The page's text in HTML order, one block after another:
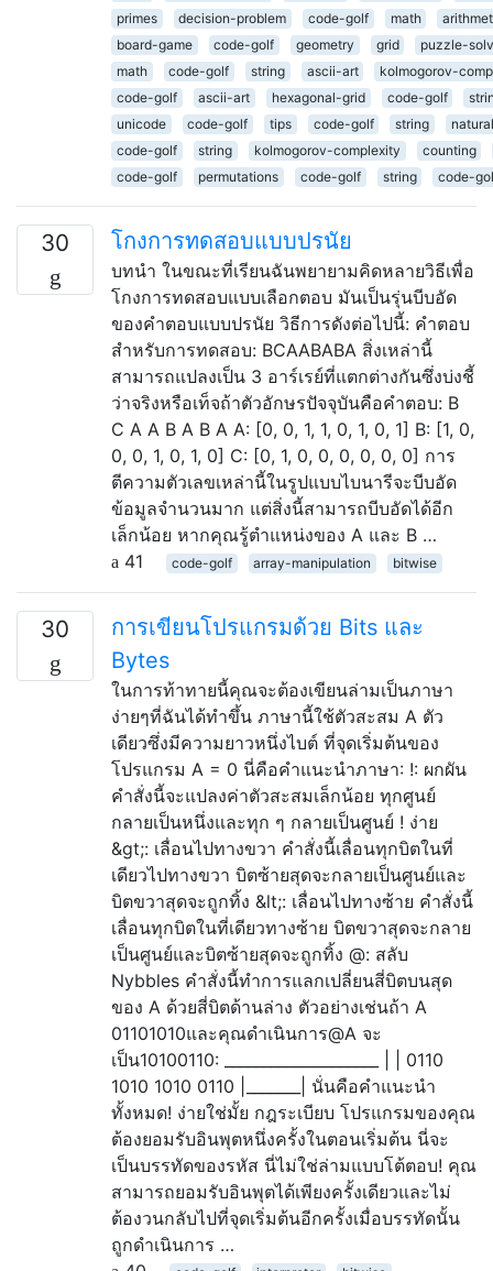
primes decision-problem code-golf math
board-game
code-golf geometry grid
puzzle-
math
code-golf string ascii-art
kolmogorov-
code-golf
ascii-art hexagonal-grid code-golf
unicode
code-golf tips code-golf string
code-golf
string kolmogorov-complexity
counting
code-golf
permutations code-golf string code-
30 โกงการทดสอบแบบปรนัย
บทนำ ในขณะที่เรียนฉันพยายามคิดหลายวิธีเพื่อ
โกงการทดสอบแบบเลือกตอบ มันเป็นรุ่นบีบอัด
ของคำตอบแบบปรนัย วิธีการดังต่อไปนี้: คำตอบ
สำหรับการทดสอบ: BCAABABA สิ่งเหล่านี้
สามารถแปลงเป็น 3 อาร์เรย์ที่แตกต่างกันซึ่งบ่งชี้
ว่าจริงหรือเท็จถ้าตัวอักษรปัจจุบันคือคำตอบ: B
C A A B A B A A: [0, 0, 1, 1, 0, 1, 0, 1] B: [1, 0,
0, 0, 1, 0, 1, 0] C: [0, 1, 0, 0, 0, 0, 0, 0] การ
ตีความตัวเลขเหล่านี้ในรูปแบบไบนารีจะบีบอัด
ข้อมูลจำนวนมาก แต่สิ่งนี้สามารถบีบอัดได้อีก
เล็กน้อย หากคุณรู้ตำแหน่งของ A และ B …
41
code-golf array-manipulation bitwise
30
การเขียนโปรแกรมด้วย Bits และ
Bytes
ในการท้าทายนี้คุณจะต้องเขียนล่ามเป็นภาษา
ง่ายๆที่ฉันได้ทำขึ้น ภาษานี้ใช้ตัวสะสม A ตัว
เดียวซึ่งมีความยาวหนึ่งไบต์ ที่จุดเริ่มต้นของ
โปรแกรม A = 0 นี่คือคำแนะนำภาษา: !: ผกผัน
คำสั่งนี้จะแปลงค่าตัวสะสมเล็กน้อย ทุกศูนย์
กลายเป็นหนึ่งและทุก ๆ กลายเป็นศูนย์ ! ง่าย
&gt;: เลื่อนไปทางขวา คำสั่งนี้เลื่อนทุกบิตในที่
เดียวไปทางขวา บิตซ้ายสุดจะกลายเป็นศูนย์และ
บิตขวาสุดจะถูกทิ้ง &lt;: เลื่อนไปทางซ้าย คำสั่งนี้
เลื่อนทุกบิตในที่เดียวทางซ้าย บิตขวาสุดจะกลาย
เป็นศูนย์และบิตซ้ายสุดจะถูกทิ้ง @: สลับ
Nybbles คำสั่งนี้ทำการแลกเปลี่ยนสี่บิตบนสุด
ของ A ด้วยสี่บิตด้านล่าง ตัวอย่างเช่นถ้า A
01101010และคุณดำเนินการ@A จะ
เป็น10100110: ____________________ | | 0110
1010 1010 0110 |_______| นั่นคือคำแนะนำ
ทั้งหมด! ง่ายใช่มั้ย กฎระเบียบ โปรแกรมของคุณ
ต้องยอมรับอินพุตหนึ่งครั้งในตอนเริ่มต้น นี่จะ
เป็นบรรทัดของรหัส นี่ไม่ใช่ล่ามแบบโต้ตอบ! คุณ
สามารถยอมรับอินพุตได้เพียงครั้งเดียวและไม่
ต้องวนกลับไปที่จุดเริ่มต้นอีกครั้งเมื่อบรรทัดนั้น
ถูกดำเนินการ …